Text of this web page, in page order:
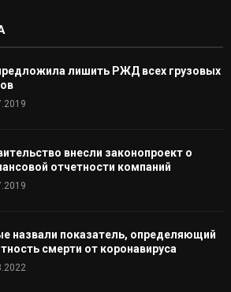
лишить РЖД всех грузовых
внесли законопроект о
отчетности компаний
назвали показатель, определяющий
смерти от коронавируса